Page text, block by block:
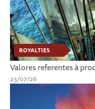
ROYALTIES
Valores referentes à
23/07/26